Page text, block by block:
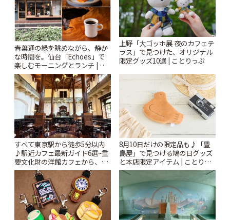
青葉通の緑を眺めながら、静か
な時間を。仙台「Echoes」で
楽しむモーニングとランチ | こ
とりっぷ
上野「大ゴッホ展 夜のカフェテ
ラス」で見つけた、オリジナル
限定グッズ10選 | ことりっぷ
すべて東京駅から徒歩5分以内
♪駅近カフェ最新ガイド6選~重
要文化財の洋館カフェから、改
札すぐのレトロ喫茶まで~ | こと
りっぷ
8月10日だけの限定品も♪「豊
島屋」で見つける鳩の日グッズ
と本店限定アイテム | ことりっ
ぷ